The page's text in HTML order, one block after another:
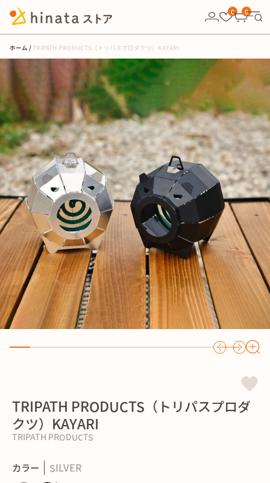
0
0
ホーム TRIPATH PRODUCTS（トリパスプロダクツ）KAYARI
TRIPATH PRODUCTS（トリパスプロダ
クツ）KAYARI
TRIPATH PRODUCTS
カラー SILVER